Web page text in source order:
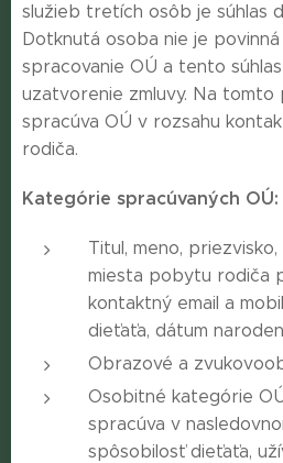
služieb tretích osôb je súhlas
Dotknutá osoba nie je
spracovanie OÚ a tento
uzatvorenie zmluvy. Na tomto
spracúva OÚ v rozsahu
rodiča.
Kategórie spracúvaných OÚ:
Titul, meno,
miesta pobytu rodiča
kontaktný email a
dieťaťa, dátum
Obrazové a
Osobitné kategórie
spracúva v
spôsobilosť dieťaťa,